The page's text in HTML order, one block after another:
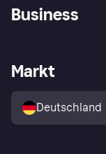
Klarna App
Shops entdecken
Käuferschutzrichtlinie
Business
Händlerportal
Markt
Deutschland